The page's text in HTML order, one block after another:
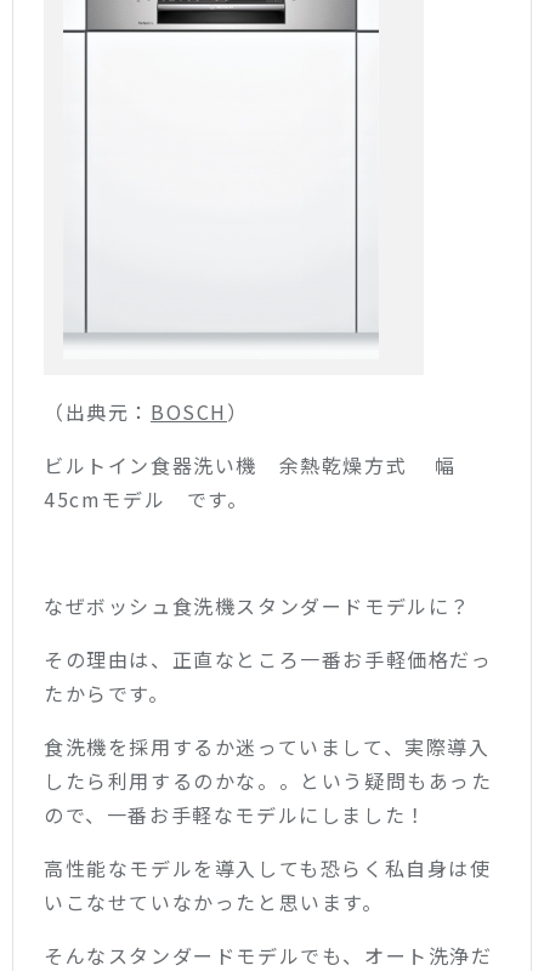
（出典元： BOSCH ）
ビルトイン食器洗い機 余熱乾燥方式 幅
45cmモデル です。
なぜボッシュ食洗機スタンダードモデルに？
その理由は、正直なところ一番お手軽価格だっ
たからです。
食洗機を採用するか迷っていまして、実際導入
したら利用するのかな。。という疑問もあった
ので、一番お手軽なモデルにしました！
高性能なモデルを導入しても恐らく私自身は使
いこなせていなかったと思います。
そんなスタンダードモデルでも、オート洗浄だ